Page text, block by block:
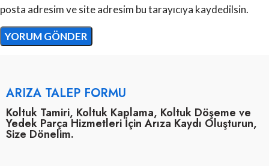
posta adresim ve site adresim bu tarayıcıya kaydedilsin.
ARIZA TALEP FORMU
Koltuk Tamiri, Koltuk Kaplama, Koltuk Döşeme ve
Yedek Parça Hizmetleri İçin Arıza Kaydı Oluşturun,
Size Dönelim.